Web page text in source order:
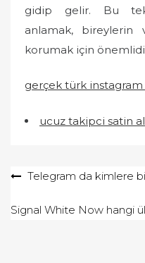
gidip gelir. Bu
anlamak, bireylerin
korumak için
gerçek türk
ucuz takipci satin al
YazıTelegram da kimlere
Signal White Now hangi